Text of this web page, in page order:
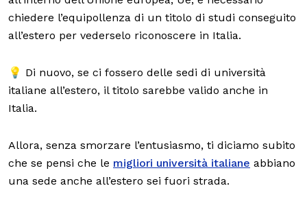
chiedere l’equipollenza di un titolo di studi conseguito
all’estero per vederselo riconoscere in Italia.
💡 Di nuovo, se ci fossero delle sedi di università
italiane all’estero, il titolo sarebbe valido anche in
Italia.
Allora, senza smorzare l’entusiasmo, ti diciamo subito
che se pensi che le migliori università italiane abbiano
una sede anche all’estero sei fuori strada.